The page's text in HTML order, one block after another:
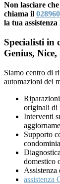
Non lasciare
chiama il
la tua
Specialisti in
Genius,
Siamo centro di
automazioni dei
originali di
Interventi
Supporto
domestico
Assistenza
assistenza